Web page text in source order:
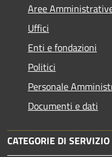
Aree
Uffici
Enti e fondazioni
Politici
Personale
Documenti e dati
CATEGORIE DI SERVIZIO